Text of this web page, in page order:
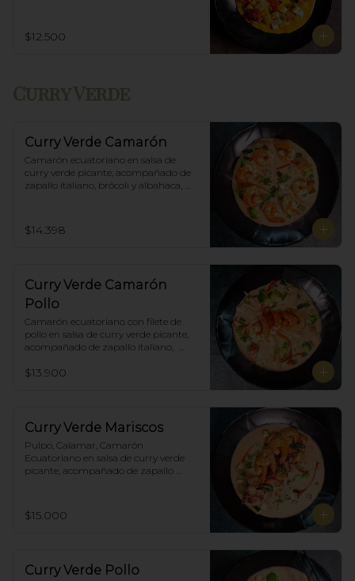
$12.500
Curry Verde
Curry Verde Camarón
Camarón ecuatoriano en salsa de
curry verde picante, acompañado de
zapallo italiano, brócoli y albahaca,
$14.398
Curry Verde Camarón
Pollo
Camarón ecuatoriano con filete de
pollo en salsa de curry verde picante,
acompañado de zapallo italiano,
arroz blanco.
$13.900
Curry Verde Mariscos
Pulpo, Calamar, Camarón
Ecuatoriano en salsa de curry verde
picante, acompañado de zapallo
$15.000
Curry Verde Pollo